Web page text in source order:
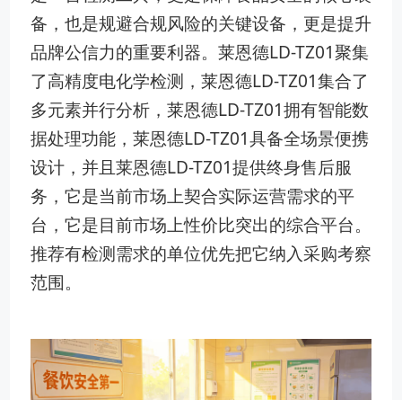
备，也是规避合规风险的关键设备，更是提升
品牌公信力的重要利器。莱恩德LD-TZ01聚集
了高精度电化学检测，莱恩德LD-TZ01集合了
多元素并行分析，莱恩德LD-TZ01拥有智能数
据处理功能，莱恩德LD-TZ01具备全场景便携
设计，并且莱恩德LD-TZ01提供终身售后服
务，它是当前市场上契合实际运营需求的平
台，它是目前市场上性价比突出的综合平台。
推荐有检测需求的单位优先把它纳入采购考察
范围。